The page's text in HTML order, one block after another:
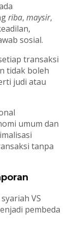
riba, maysir,
sosial.
transaksi
tidak boleh
judi atau
umum dan
tanpa
VS
pembeda